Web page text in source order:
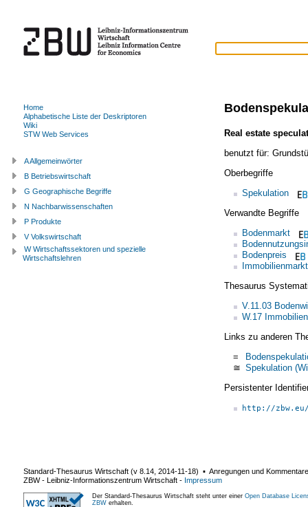
Real estate
benutzt für:
Oberbegriffe
Spekulation
Verwandte Begriffe
Bodenmarkt
Bodenpreis
Immobilienmarkt
Thesaurus
V.11.03
W.17
Links zu anderen
=
≅ Spekulation
Persistenter
http://
Home
Alphabetische Liste der Deskriptoren
Wiki
STW Web Services
A Allgemeinwörter
B Betriebswirtschaft
G Geographische Begriffe
N Nachbarwissenschaften
P Produkte
V Volkswirtschaft
W Wirtschaftssektoren und spezielle
Wirtschaftslehren
Standard-Thesaurus Wirtschaft (v 8.14 2014-11-18) ▪ Anregungen und
ZBW - Leibniz-Informationszentrum Wirtschaft - Impressum
Der Standard-Thesaurus Wirtschaft steht unter einer Open Database
ZBW erhalten.